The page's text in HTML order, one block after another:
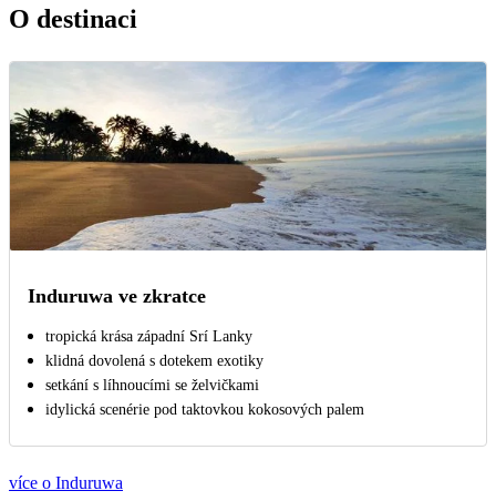
O destinaci
Induruwa ve zkratce
tropická krása západní Srí Lanky
klidná dovolená s dotekem exotiky
setkání s líhnoucími se želvičkami
idylická scenérie pod taktovkou kokosových palem
více o Induruwa